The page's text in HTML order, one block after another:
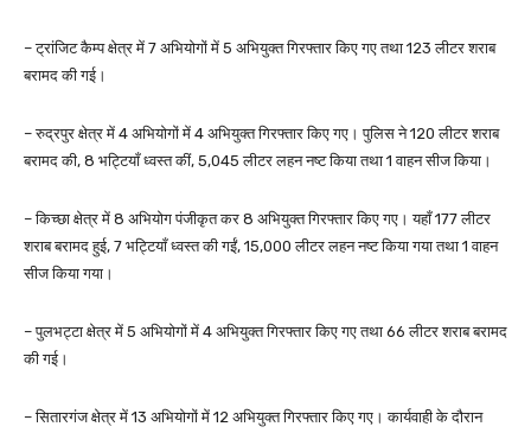
– ट्रांजिट कैम्प क्षेत्र में 7 अभियोगों में 5 अभियुक्त गिरफ्तार किए गए तथा 123 लीटर शराब
बरामद की गई।
– रुद्रपुर क्षेत्र में 4 अभियोगों में 4 अभियुक्त गिरफ्तार किए गए। पुलिस ने 120 लीटर शराब
बरामद की, 8 भट्टियाँ ध्वस्त कीं, 5,045 लीटर लहन नष्ट किया तथा 1 वाहन सीज किया।
– किच्छा क्षेत्र में 8 अभियोग पंजीकृत कर 8 अभियुक्त गिरफ्तार किए गए। यहाँ 177 लीटर
शराब बरामद हुई, 7 भट्टियाँ ध्वस्त की गईं, 15,000 लीटर लहन नष्ट किया गया तथा 1 वाहन
सीज किया गया।
– पुलभट्टा क्षेत्र में 5 अभियोगों में 4 अभियुक्त गिरफ्तार किए गए तथा 66 लीटर शराब बरामद
की गई।
– सितारगंज क्षेत्र में 13 अभियोगों में 12 अभियुक्त गिरफ्तार किए गए। कार्यवाही के दौरान